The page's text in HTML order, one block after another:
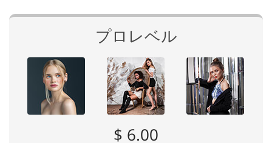
プロレベル
$ 6.00